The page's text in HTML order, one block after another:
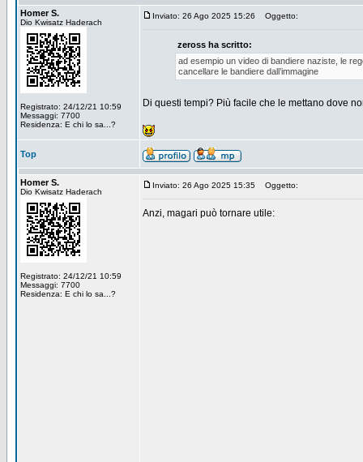
Homer S.
Dio Kwisatz Haderach
Registrato: 24/12/21 10:59
Messaggi: 7700
Residenza: E chi lo sa...?
Inviato: 26 Ago 2025 15:26 Oggetto:
zeross ha scritto:
ad esempio un video di bandiere naziste, le
cancellare le bandiere dall’immagine
Di questi tempi? Più facile che le mettano dove
Top
Homer S.
Dio Kwisatz Haderach
Registrato: 24/12/21 10:59
Messaggi: 7700
Residenza: E chi lo sa...?
Inviato: 26 Ago 2025 15:35 Oggetto:
Anzi, magari può tornare utile: